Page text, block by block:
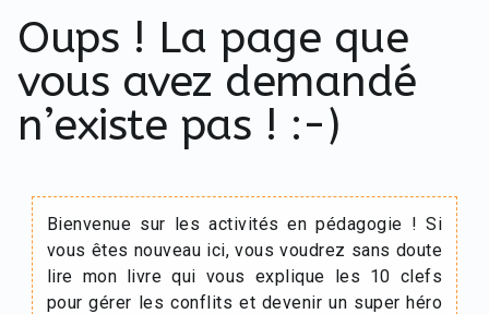
Oups ! La page que
vous avez demandé
n’existe pas ! :-)
Bienvenue sur les activités en pédagogie ! Si
vous êtes nouveau ici, vous voudrez sans doute
lire mon livre qui vous explique les 10 clefs
pour gérer les conflits et devenir un super héro